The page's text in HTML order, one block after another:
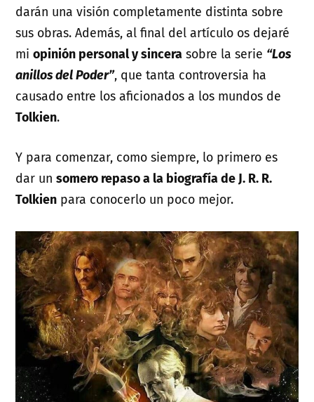
darán una visión completamente distinta sobre
sus obras. Además, al final del artículo os dejaré
miopinión personal y sincera sobre la serie “Los
anillos del Poder”, que tanta controversia ha
causado entre los aficionados a los mundos de
Tolkien.
Y para comenzar, como siempre, lo primero es
dar unsomero repaso a la biografía de J. R. R.
Tolkien para conocerlo un poco mejor.